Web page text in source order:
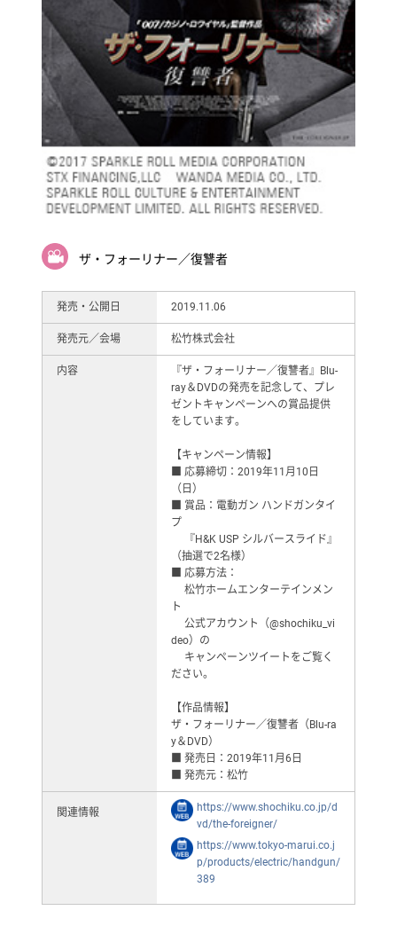
ザ・フォーリナー／復讐者
発売・公開日 2019.11.06
発売元／会場 松竹株式会社
内容
『ザ・フォーリナー／復讐者』Blu-
ray＆DVDの発売を記念して、プレ
ゼントキャンペーンへの賞品提供
をしています。
【キャンペーン情報】
■ 応募締切：2019年11月10日
（日）
■ 賞品：電動ガン ハンドガンタイ
プ
『H&K USP シルバースライド』
（抽選で2名様）
■ 応募方法：
松竹ホームエンターテインメン
ト
公式アカウント（@shochiku_vi
deo）の
キャンペーンツイートをご覧く
ださい。
【作品情報】
ザ・フォーリナー／復讐者（Blu-ra
y＆DVD）
■ 発売日：2019年11月6日
■ 発売元：松竹
関連情報
https://www.shochiku.co.jp/d
vd/the-foreigner/
https://www.tokyo-marui.co.j
p/products/electric/handgun/
389